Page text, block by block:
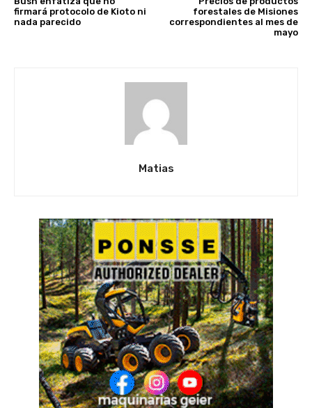
firmará protocolo de Kioto ni
nada parecido
forestales de Misiones
correspondientes al mes de
mayo
Matias